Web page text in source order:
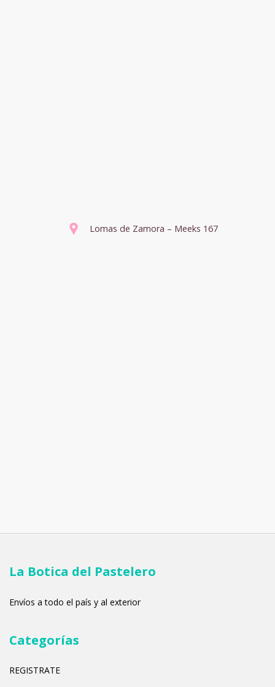
Lomas de Zamora – Meeks 167
La Botica del Pastelero
Envíos a todo el país y al exterior
Categorías
REGISTRATE